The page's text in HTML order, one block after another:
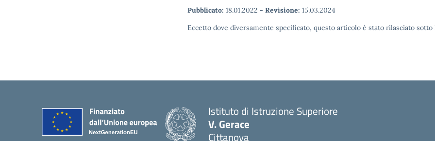
Pubblicato: 18.01.2022 - Revisione: 15.03.2024
Eccetto dove diversamente specificato, questo articolo è stato rilasciato
Istituto di Istruzione Superiore
V. Gerace
Cittanova